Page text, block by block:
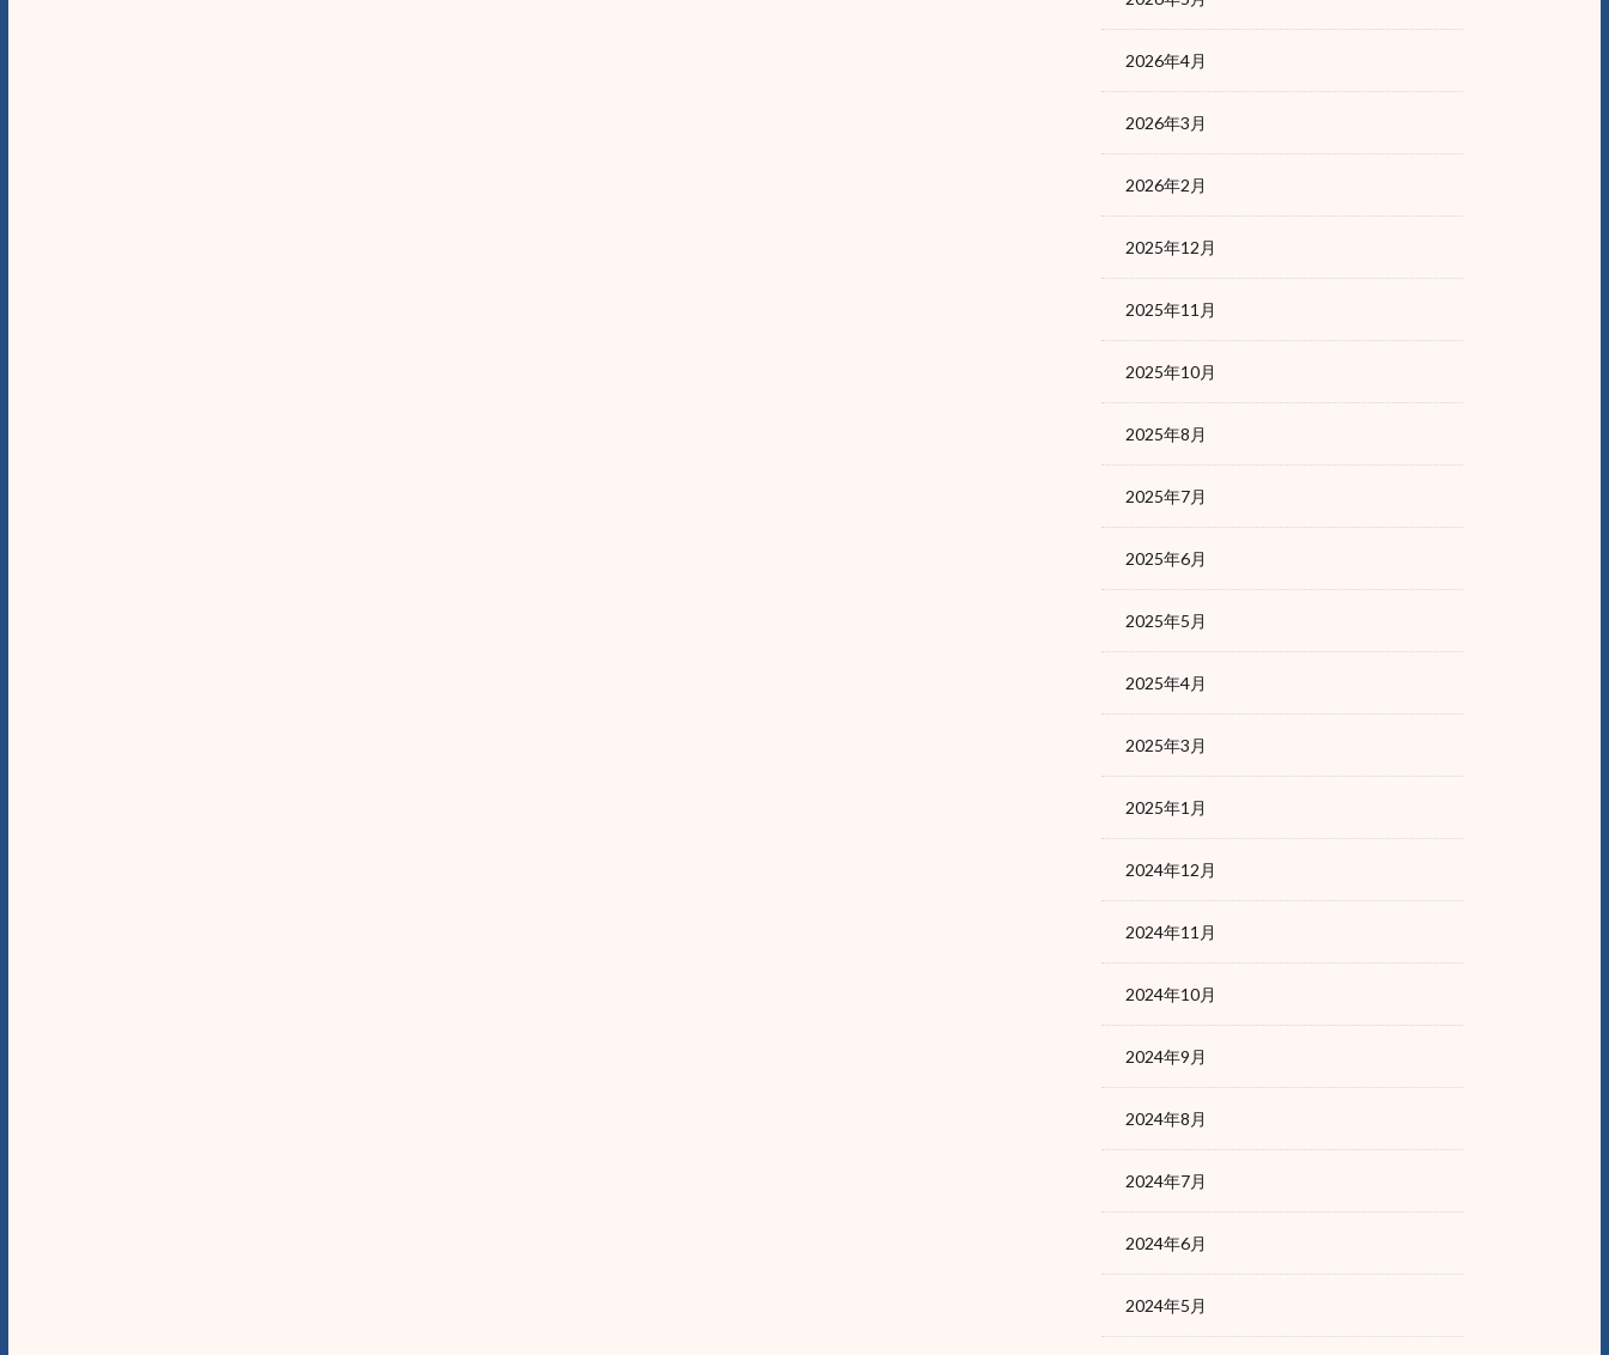
2026年4月
2026年3月
2026年2月
2025年12月
2025年11月
2025年10月
2025年8月
2025年7月
2025年6月
2025年5月
2025年4月
2025年3月
2025年1月
2024年12月
2024年11月
2024年10月
2024年9月
2024年8月
2024年7月
2024年6月
2024年5月